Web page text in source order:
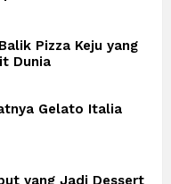
Pizza Keju yang
Dunia
Gelato Italia
yang Jadi Dessert